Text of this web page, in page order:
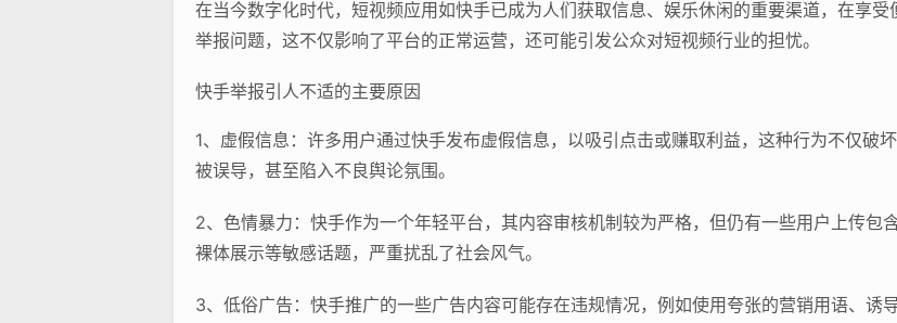
在当今数字化时代，短视频应用如快手已成为人们获取信息、娱乐休闲的重要渠道，在享
举报问题，这不仅影响了平台的正常运营，还可能引发公众对短视频行业的担忧。
快手举报引人不适的主要原因
1、虚假信息：许多用户通过快手发布虚假信息，以吸引点击或赚取利益，这种行为不仅破
被误导，甚至陷入不良舆论氛围。
2、色情暴力：快手作为一个年轻平台，其内容审核机制较为严格，但仍有一些用户上传包
裸体展示等敏感话题，严重扰乱了社会风气。
3、低俗广告：快手推广的一些广告内容可能存在违规情况，例如使用夸张的营销用语、诱